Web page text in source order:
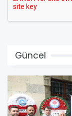
Güncel